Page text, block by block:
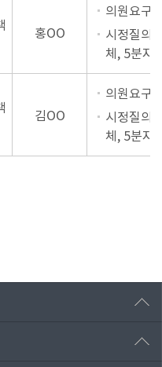
홍OO
의원요구
시정질의,
체, 5분자
김OO
의원요구
시정질의,
체, 5분자